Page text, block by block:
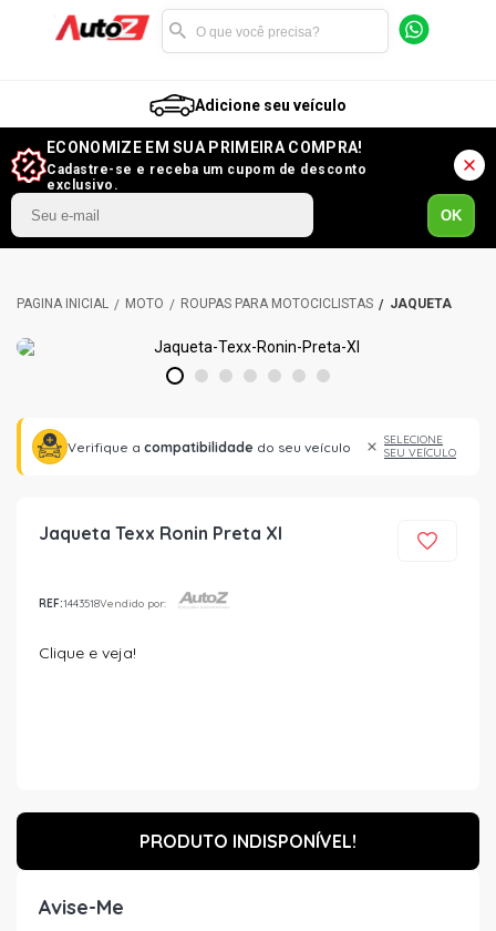
Adicione seu veículo
ECONOMIZE EM SUA PRIMEIRA COMPRA!
Cadastre-se e receba um cupom de desconto
exclusivo.
OK
MOTO ROUPAS PARA MOTOCICLISTAS JAQUETA
1 2 3 4 5 6 7
Verifique a compatibilidade do seu veículo
SELECIONE
SEU VEÍCULO
Jaqueta Texx Ronin Preta Xl
REF:1443518Vendido por:
Clique e veja!
PRODUTO INDISPONÍVEL!
Avise-Me